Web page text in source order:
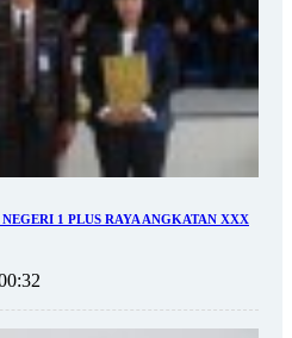
1 PLUS RAYA ANGKATAN XXX